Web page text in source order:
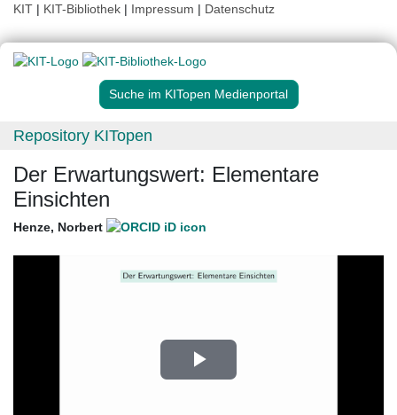
KIT | KIT-Bibliothek | Impressum | Datenschutz
Suche im KITopen Medienportal
Repository KITopen
Der Erwartungswert: Elementare
Einsichten
Henze, Norbert
Play